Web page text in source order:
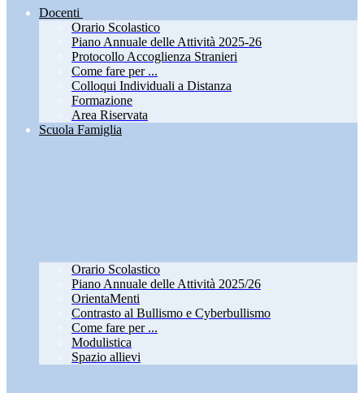
Docenti
Orario Scolastico
Piano Annuale delle Attività 2025-26
Protocollo Accoglienza Stranieri
Come fare per ...
Colloqui Individuali a Distanza
Formazione
Area Riservata
Scuola Famiglia
Orario Scolastico
Piano Annuale delle Attività 2025/26
OrientaMenti
Contrasto al Bullismo e Cyberbullismo
Come fare per ...
Modulistica
Spazio allievi